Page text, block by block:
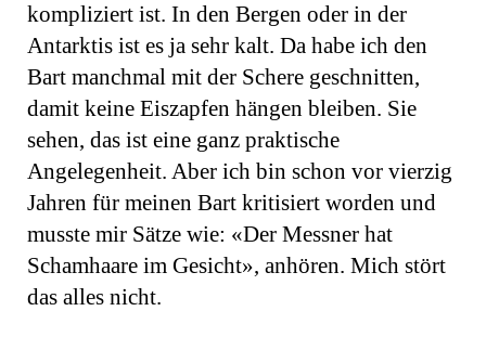
kompliziert ist. In den Bergen oder in der
Antarktis ist es ja sehr kalt. Da habe ich den
Bart manchmal mit der Schere geschnitten,
damit keine Eiszapfen hängen bleiben. Sie
sehen, das ist eine ganz praktische
Angelegenheit. Aber ich bin schon vor vierzig
Jahren für meinen Bart kritisiert worden und
musste mir Sätze wie: «Der Messner hat
Schamhaare im Gesicht», anhören. Mich stört
das alles nicht.